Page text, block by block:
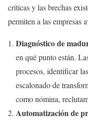
críticas y las brechas
permiten a las empresas
Diagnóstico de
en qué punto están.
procesos, identificar
escalonado de
como nómina,
Automatización de